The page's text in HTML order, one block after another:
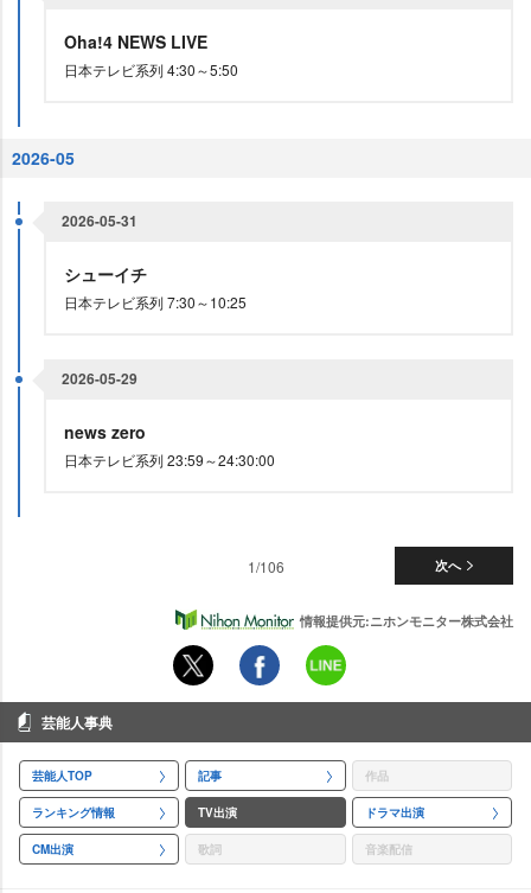
Oha!4 NEWS LIVE
日本テレビ系列 4:30～5:50
2026-05
2026-05-31
シューイチ
日本テレビ系列 7:30～10:25
2026-05-29
news zero
日本テレビ系列 23:59～24:30:00
次へ
1/106
情報提供元:ニホンモニター株式会社
芸能人事典
芸能人TOP 記事 作品
ランキング情報 TV出演 ドラマ出演
CM出演 歌詞 音楽配信